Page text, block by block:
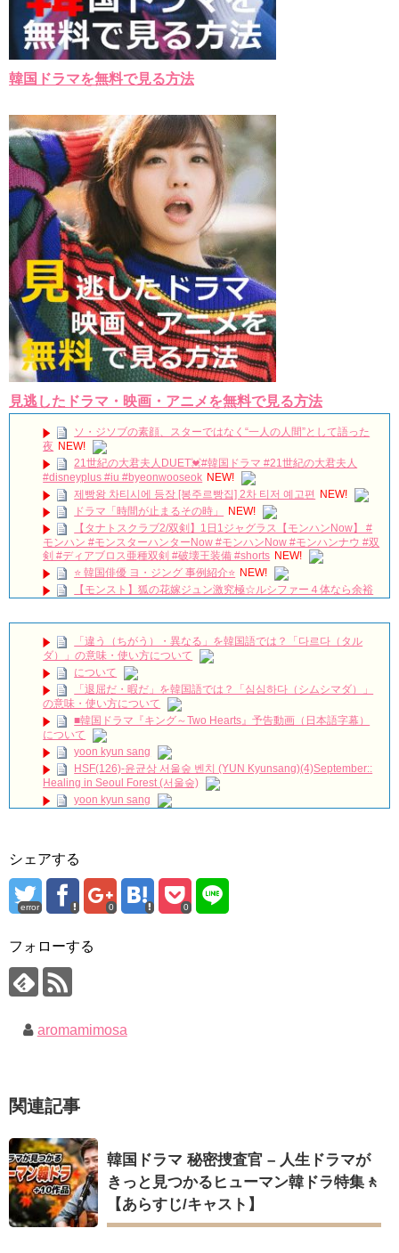
Powered by livedoor 相互RSS
韓国ドラマを無料で見る方法
見逃したドラマ・映画・アニメを無料で見る方法
ソ・ジソブの素顔、スターではなく“一人の人間”として語った
夜 NEW!
21世紀の大君夫人DUET💓#韓国ドラマ #21世紀の大君夫人
#disneyplus #iu #byeonwooseok NEW!
제빵왕 차티시에 등장 [봉주르빵집] 2차 티저 예고편
NEW!
ドラマ「時間が止まるその時」
NEW!
【タナトスクラブ2/双剣】1日1ジャグラス【モンハンNow】 #
モンハン #モンスターハンターNow #モンハンNow #モンハンナウ #双
剣 #ディアブロス亜種双剣 #破壊王装備 #shorts NEW!
⭐️ 韓国俳優 ヨ・ジング 事例紹介⭐️ NEW!
【モンスト】狐の花嫁ジュン激究極☆ルシファー４体なら余裕
約束のない恋 第1話 父の帰還 NEW!
단역에서 대상까지 주상욱이 무대 위에서 끝내 오열한 진짜 이유
#shorts NEW!
適齢期惑々ロマンス～お父さんが変～ トレーラー
推理的女王2_EP13_曖昧 NEW!
梨泰院クラス聖地巡礼🎬#韓国 #韓国旅行
ハン・ヘジン 한혜진 – (선공개) 강남 3대 얼짱 출신 &#39;한혜진
언니&#39; (ft. 도여니의 학창시절) | 편 먹고 갈래요? 밥블레스유 2
bobblessyou2 EP.18
ソン・ヘギョ – ソンヘギョ キスまとめ
ハン・ヘジン 한혜진 – Still We (여전히 우리는)
한가인 –
Jin-Crash Landing On You/ヒョンビン❤️ソンイェジン / エンジョイ❕
ユン・ギュンサン、番組にも登場した愛猫が急死…イ・ソンギ
ョンら同僚芸能人から慰めの言葉が続々 – Taka News
Powered by livedoor 相互RSS
「違う（ちがう）・異なる」を韓国語では？「다르다（タル
ダ）」の意味・使い方について
について
「退屈だ・暇だ」を韓国語では？「심심하다（シムシマダ）」
の意味・使い方について
■韓国ドラマ『キング～Two Hearts』予告動画（日本語字幕）
について
yoon kyun sang
HSF(126)-윤균상 서울숲 벤치 (YUN Kyunsang)(4)September::
Healing in Seoul Forest (서울숲)
yoon kyun sang
九尾狐外伝 メイキング03 ハン・イェスル
チョ・ヒョンジェ 조현재 九尾狐外伝 制作発表会
キム・テヒの弟イ・ワン♥イ・ボミ、今日（28日）結婚……
「まず熱く掃除せよ」女優キム・ユジョン、「健康がとても回
【裏芸能】キムユジョンの熱愛彼氏はあの大物俳優
いでしょ？” Big News TV
幻の王女チャミョンゴ エンディング
か」出演で話題 Big News TV
Powered by livedoor 相互RSS
シェアする
error 0 0
フォローする
aromamimosa
関連記事
韓国ドラマ 秘密捜査官 – 人生ドラマが
きっと見つかるヒューマン韓ドラ特集🚶
【あらすじ/キャスト】